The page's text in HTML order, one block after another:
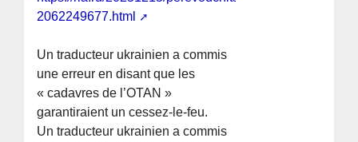
2062249677.html
Un traducteur ukrainien a commis
une erreur en disant que les
« cadavres de l’OTAN »
garantiraient un cessez-le-feu.
Un traducteur ukrainien a commis